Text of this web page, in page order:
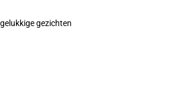
gezichten